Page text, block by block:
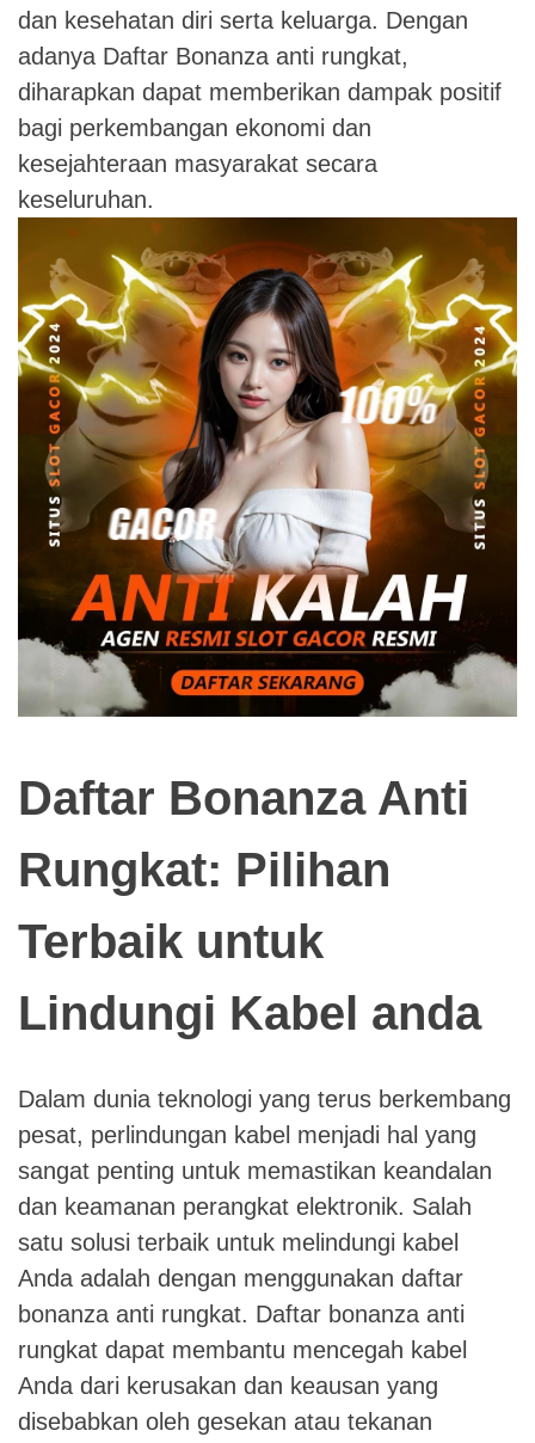
dan kesehatan diri serta keluarga. Dengan
adanya Daftar Bonanza anti rungkat,
diharapkan dapat memberikan dampak positif
bagi perkembangan ekonomi dan
kesejahteraan masyarakat secara
keseluruhan.
Daftar Bonanza Anti
Rungkat: Pilihan
Terbaik untuk
Lindungi Kabel anda
Dalam dunia teknologi yang terus berkembang
pesat, perlindungan kabel menjadi hal yang
sangat penting untuk memastikan keandalan
dan keamanan perangkat elektronik. Salah
satu solusi terbaik untuk melindungi kabel
Anda adalah dengan menggunakan daftar
bonanza anti rungkat. Daftar bonanza anti
rungkat dapat membantu mencegah kabel
Anda dari kerusakan dan keausan yang
disebabkan oleh gesekan atau tekanan